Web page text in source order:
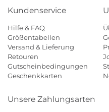
Kundenservice
Hilfe & FAQ
Größentabellen
Versand & Lieferung
Retouren
Gutscheinbedingungen
Geschenkkarten
Unsere Zahlungsarten